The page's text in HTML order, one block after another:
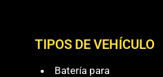
TIPOS DE VEHÍCULO
Batería para